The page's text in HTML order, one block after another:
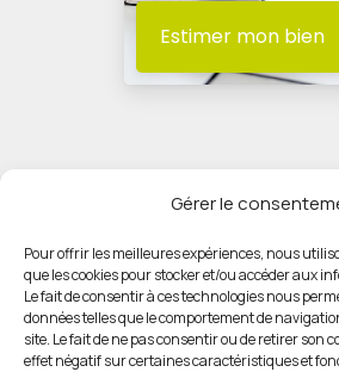
Gérer le
Pour offrir les meilleures expériences, nous
que les cookies pour stocker et/ou accéder aux
Le fait de consentir à ces technologies nous
données telles que le comportement de
site. Le fait de ne pas consentir ou de retirer son
effet négatif sur certaines caractéristiques et
Estimer mon bien
© HORIZON
Mentions légales